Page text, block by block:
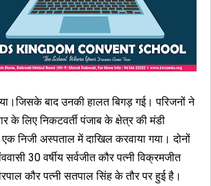
बाद उनकी हालत बिगड़ गई। परिजनों ने
के लिए निकटवर्ती पंजाब के क्षेत्र की मंडी
एक निजी अस्पताल में दाखिल करवाया गया। दोनों
30 वर्षीय सर्वजीत कौर पत्नी विक्रमजीत
कौर पत्नी सतपाल सिंह के तौर पर हुई है।